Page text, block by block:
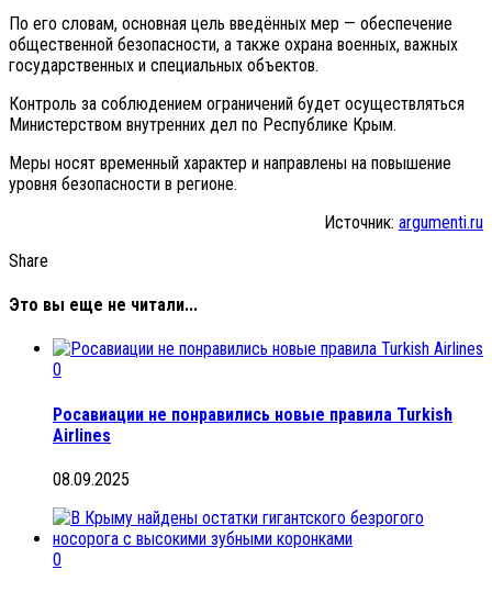
По его словам, основная цель введённых мер — обеспечение
общественной безопасности, а также охрана военных, важных
государственных и специальных объектов.
Контроль за соблюдением ограничений будет осуществляться
Министерством внутренних дел по Республике Крым.
Меры носят временный характер и направлены на повышение
уровня безопасности в регионе.
Источник: argumenti.ru
Share
Это вы еще не читали...
0
Росавиации не понравились новые правила Turkish
Airlines
08.09.2025
0